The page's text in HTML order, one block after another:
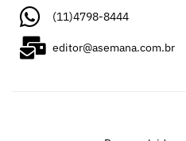
(11)4798-8444
editor@asemana.com.br